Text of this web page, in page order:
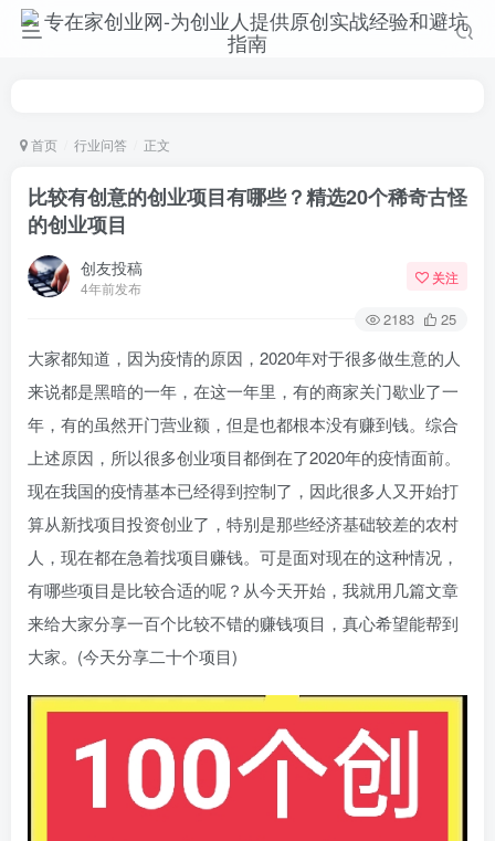
首页 行业问答 正文
比较有创意的创业项目有哪些？精选20个稀奇古怪
的创业项目
创友投稿
4年前发布
关注
2183 25
大家都知道，因为疫情的原因，2020年对于很多做生意的人
来说都是黑暗的一年，在这一年里，有的商家关门歇业了一
年，有的虽然开门营业额，但是也都根本没有赚到钱。综合
上述原因，所以很多创业项目都倒在了2020年的疫情面前。
现在我国的疫情基本已经得到控制了，因此很多人又开始打
算从新找项目投资创业了，特别是那些经济基础较差的农村
人，现在都在急着找项目赚钱。可是面对现在的这种情况，
有哪些项目是比较合适的呢？从今天开始，我就用几篇文章
来给大家分享一百个比较不错的赚钱项目，真心希望能帮到
大家。(今天分享二十个项目)